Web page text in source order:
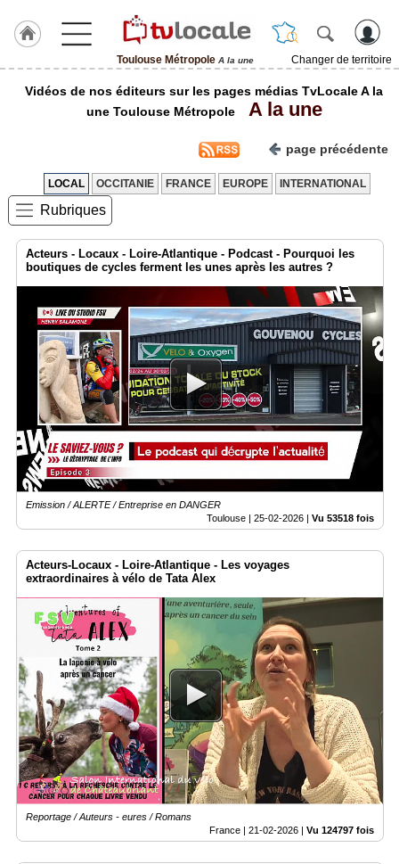
Toulouse Métropole A la une
Changer de territoire
J'adhère
TvLocale
France
Accueil
Agenda
Gazette
Vidéos
Médias
du
groupe
Blogs
Inscription
annuaire
Accès
éditeur
Vidéos de nos éditeurs sur les pages médias TvLocale A la
une Toulouse Métropole
A la une
page précédente
LOCAL OCCITANIE FRANCE EUROPE INTERNATIONAL
Rubriques
Acteurs - Locaux - Loire-Atlantique - Podcast - Pourquoi les
boutiques de cycles ferment les unes après les autres ?
Emission / ALERTE / Entreprise en DANGER
Toulouse | 25-02-2026 Vu 53518 fois
Acteurs-Locaux - Loire-Atlantique - Les voyages
extraordinaires à vélo de Tata Alex
Reportage / Auteurs - eures / Romans
France | 21-02-2026 | Vu 124797 fois